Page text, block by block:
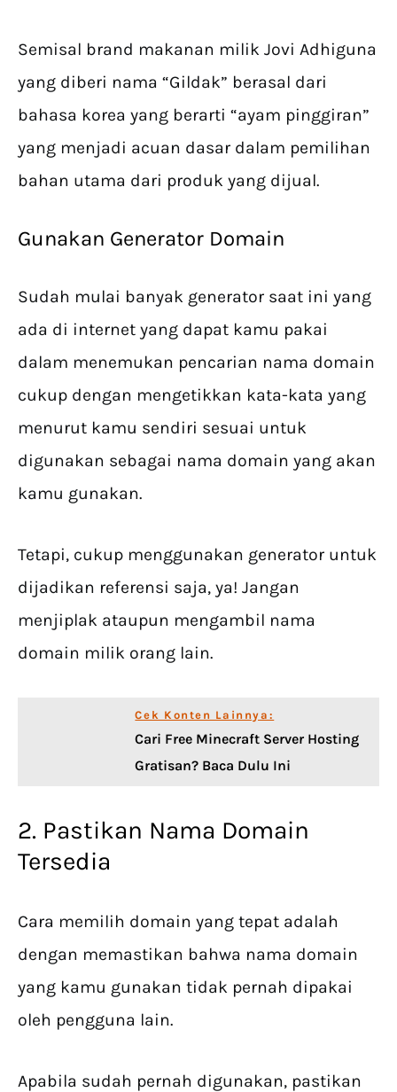
Semisal brand makanan milik Jovi Adhiguna
yang diberi nama “Gildak” berasal dari
bahasa korea yang berarti “ayam pinggiran”
yang menjadi acuan dasar dalam pemilihan
bahan utama dari produk yang dijual.
Gunakan Generator Domain
Sudah mulai banyak generator saat ini yang
ada di internet yang dapat kamu pakai
dalam menemukan pencarian nama domain
cukup dengan mengetikkan kata-kata yang
menurut kamu sendiri sesuai untuk
digunakan sebagai nama domain yang akan
kamu gunakan.
Tetapi, cukup menggunakan generator untuk
dijadikan referensi saja, ya! Jangan
menjiplak ataupun mengambil nama
domain milik orang lain.
Cek Konten Lainnya:
Cari Free Minecraft Server Hosting
Gratisan? Baca Dulu Ini
2. Pastikan Nama Domain
Tersedia
Cara memilih domain yang tepat adalah
dengan memastikan bahwa nama domain
yang kamu gunakan tidak pernah dipakai
oleh pengguna lain.
Apabila sudah pernah digunakan, pastikan